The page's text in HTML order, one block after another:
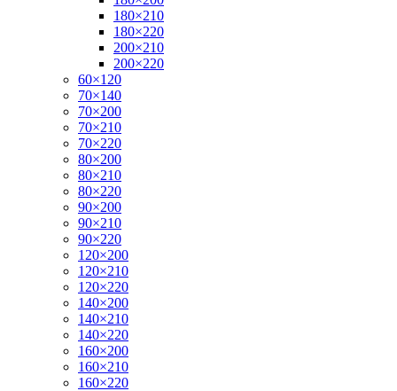
180×210
180×220
200×210
200×220
60×120
70×140
70×200
70×210
70×220
80×200
80×210
80×220
90×200
90×210
90×220
120×200
120×210
120×220
140×200
140×210
140×220
160×200
160×210
160×220